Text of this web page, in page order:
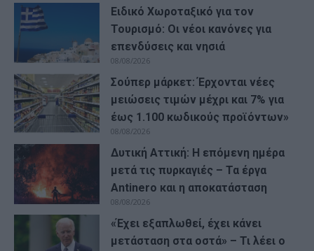
Ειδικό Χωροταξικό για τον
Τουρισμό: Οι νέοι κανόνες για
επενδύσεις και νησιά
08/08/2026
Σούπερ μάρκετ: Έρχονται νέες
μειώσεις τιμών μέχρι και 7% για
έως 1.100 κωδικούς προϊόντων»
08/08/2026
Δυτική Αττική: Η επόμενη ημέρα
μετά τις πυρκαγιές – Τα έργα
Antinero και η αποκατάσταση
08/08/2026
«Έχει εξαπλωθεί, έχει κάνει
μετάσταση στα οστά» – Τι λέει ο